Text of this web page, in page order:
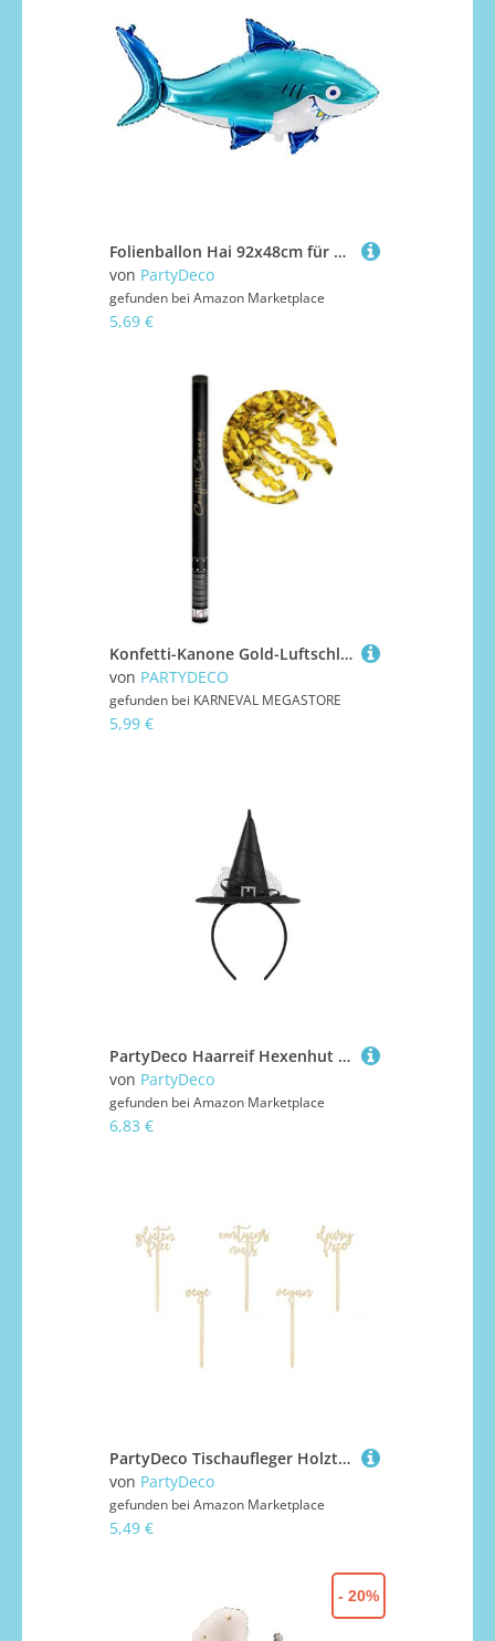
Folienballon Hai 92x48cm für Helium geeignet Luftballon Kindergeburtstag Schulanfang blau
von PartyDeco
gefunden bei Amazon Marketplace
5,69 €
Konfetti-Kanone Gold-Luftschlangen 80 cm
von PARTYDECO
gefunden bei KARNEVAL MEGASTORE
5,99 €
PartyDeco Haarreif Hexenhut 28x17cm 1 Stück - Haarreifen mit Hut - Kostüm Verkleidung Accessoire für Kindergeburtstag Halloween Fasching Karneval - Schwarz
von PartyDeco
gefunden bei Amazon Marketplace
6,83 €
PartyDeco Tischaufleger Holztischaufleger Candy Bar Schilder Hochzeit Kommunion Geburtstag Vegan Vege Glutenfrei Enthält Nüsse
von PartyDeco
gefunden bei Amazon Marketplace
5,49 €
- 20%